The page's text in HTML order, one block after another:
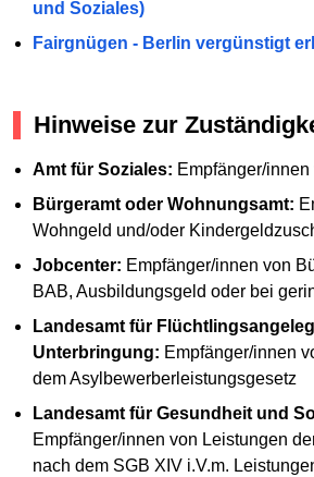
und Soziales)
Fairgnügen - Berlin vergünstigt
Hinweise zur
Amt für Soziales: Empfänger/
Bürgeramt oder Wohnungsamt:
Wohngeld und/oder
Jobcenter: Empfänger/innen von
BAB, Ausbildungsgeld oder bei
Landesamt für
Unterbringung: Empfänger/innen
dem Asylbewerberleistungsgesetz
Landesamt für Gesundheit und
Empfänger/innen von Leistungen
nach dem SGB XIV i.V.m.